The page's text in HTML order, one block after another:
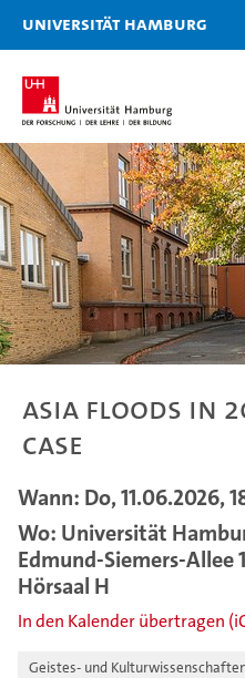
Universität Hamburg
Asia floods in
case
Wann: Do, 11.06.2026,
Wo: Universität
Edmund-Siemers-Allee
Hörsaal H
In den Kalender übertragen
Geistes- und